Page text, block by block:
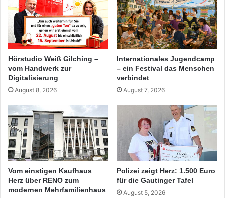
Hörstudio Weiß Gilching –
vom Handwerk zur
Digitalisierung
August 8, 2026
Internationales Jugendcamp
– ein Festival das Menschen
verbindet
August 7, 2026
Vom einstigen Kaufhaus
Herz über RENO zum
modernen Mehrfamilienhaus
Polizei zeigt Herz: 1.500 Euro
für die Gautinger Tafel
August 5, 2026